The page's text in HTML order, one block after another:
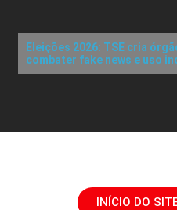
Eleições 2026: TSE cria
combater fake news e uso
INÍCIO DO